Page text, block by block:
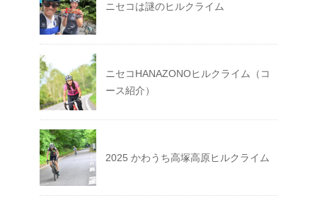
ニセコは謎のヒルクライム
ニセコHANAZONOヒルクライム（コ
ース紹介）
2025 かわうち高塚高原ヒルクライム